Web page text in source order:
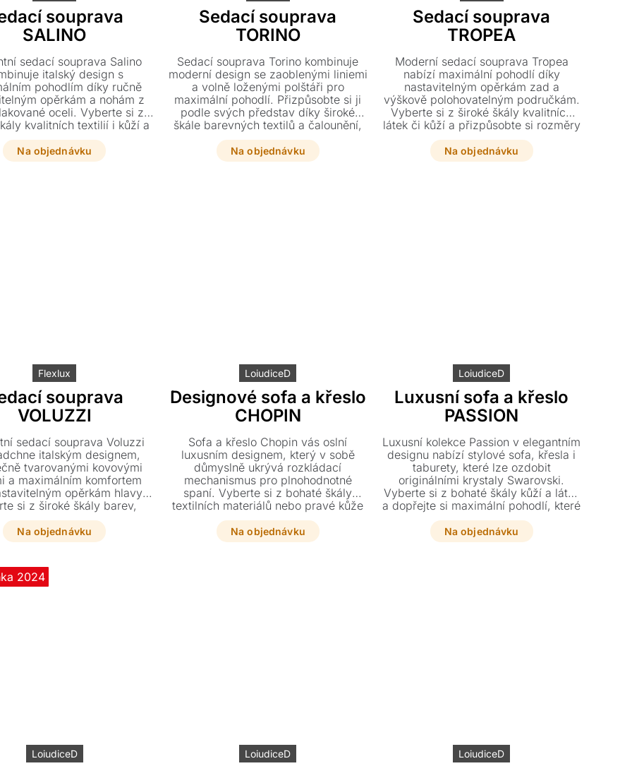
souprava
SALINO
sedací souprava Salino
italský design s
pohodlím díky ručně
opěrkám a nohám z
oceli. Vyberte si z
kvalitních textilií i kůží a
si rozměry přesně podle
svých potřeb.
Na objednávku
Sedací souprava
TORINO
Sedací souprava Torino kombinuje
moderní design se zaoblenými liniemi
a volně loženými polštáři pro
maximální pohodlí. Přizpůsobte si ji
podle svých představ díky široké
škále barevných textilů a čalounění,
doplněných o stylové černé ocelové
nohy.
Na objednávku
Sedací souprava
TROPEA
Moderní sedací souprava Tropea
nabízí maximální pohodlí díky
nastavitelným opěrkám zad a
výškově polohovatelným područkám.
Vyberte si z široké škály kvalitních
látek či kůží a přizpůsobte si rozměry
i barvu přesně svému interiéru.
Na objednávku
Flexlux
souprava
VOLUZZI
sedací souprava Voluzzi
italským designem,
tvarovanými kovovými
a maximálním komfortem
opěrkám hlavy.
si z široké škály barev,
či kůží a přizpůsobte si
i pohodlí s volitelnými
polštáři přesně podle
Na objednávku
LoiudiceD
Designové sofa a křeslo
CHOPIN
Sofa a křeslo Chopin vás oslní
luxusním designem, který v sobě
důmyslně ukrývá rozkládací
mechanismus pro plnohodnotné
spaní. Vyberte si z bohaté škály
textilních materiálů nebo pravé kůže
a přizpůsobte si rozměry i provedení
přesně podle svých představ.
Na objednávku
LoiudiceD
Luxusní sofa a křeslo
PASSION
Luxusní kolekce Passion v elegantním
designu nabízí stylové sofa, křesla i
taburety, které lze ozdobit
originálními krystaly Swarovski.
Vyberte si z bohaté škály kůží a látek
a dopřejte si maximální pohodlí, které
u rozkládací varianty zajišťuje
plnohodnotné lůžko s matrací.
Na objednávku
2024
LoiudiceD LoiudiceD LoiudiceD